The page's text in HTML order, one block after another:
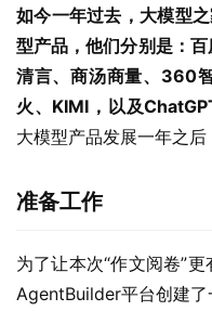
如今一年过去，大模型
型产品，他们分别是：
清言、商汤商量、360
火、KIMI，以及
大模型产品发展一年之后
准备工作
为了让本次“作文阅卷”
AgentBuilder平台创建了